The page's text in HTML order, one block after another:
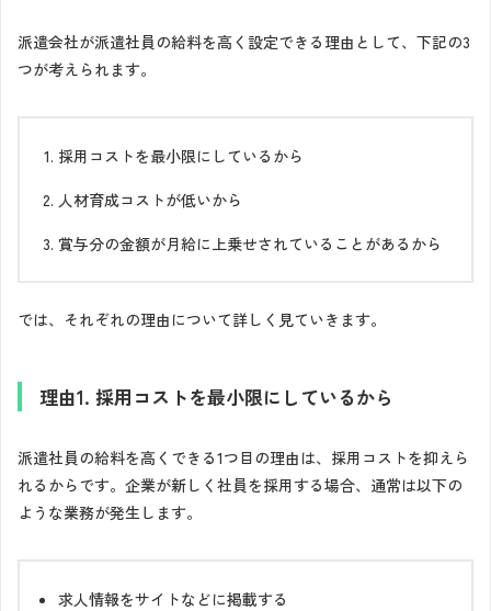
派遣会社が派遣社員の給料を高く設定できる理由として、下記の3
つが考えられます。
採用コストを最小限にしているから
人材育成コストが低いから
賞与分の金額が月給に上乗せされていることがあるから
では、それぞれの理由について詳しく見ていきます。
理由1. 採用コストを最小限にしているから
派遣社員の給料を高くできる1つ目の理由は、採用コストを抑えら
れるからです。企業が新しく社員を採用する場合、通常は以下の
ような業務が発生します。
求人情報をサイトなどに掲載する